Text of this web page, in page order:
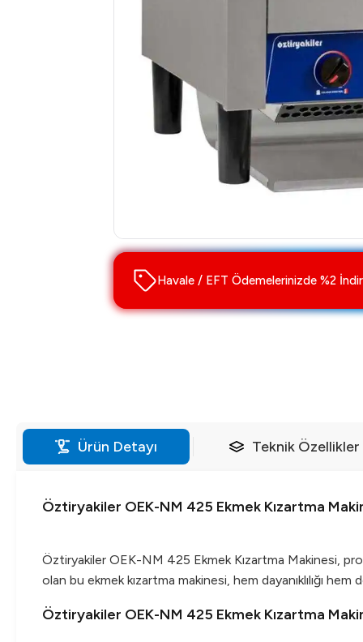
Havale / EFT Ödemelerinizde %2
Ürün Detayı Teknik Özellikler
Öztiryakiler OEK-NM 425 Ekmek Kızartma
Öztiryakiler OEK-NM 425 Ekmek Kızartma Makinesi,
olan bu ekmek kızartma makinesi, hem dayanıklılığı hem
Öztiryakiler OEK-NM 425 Ekmek Kızartma